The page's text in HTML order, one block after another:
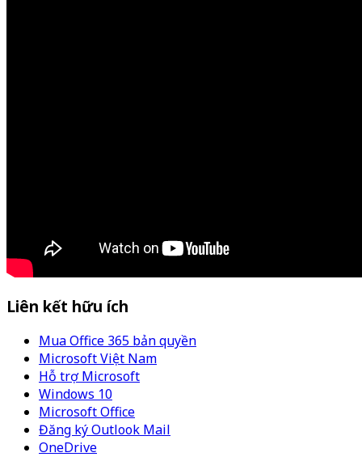
Liên kết hữu ích
Mua Office 365 bản quyền
Microsoft Việt Nam
Hỗ trợ Microsoft
Windows 10
Microsoft Office
Đăng ký Outlook Mail
OneDrive